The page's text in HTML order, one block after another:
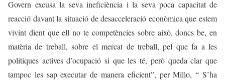
Govern excusa la seva ineficiència i la seva poca capacitat de
reacció davant la situació de desacceleració econòmica que estem
vivint dient que ell no te competències sobre això, doncs be, en
matèria de treball, sobre el mercat de treball, pel que fa a les
polítiques actives d’ocupació si que les té, però queda clar que
tampoc les sap executar de manera eficient”, per Millo, “ S’ha